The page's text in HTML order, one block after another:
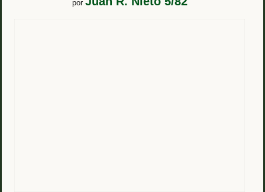
por